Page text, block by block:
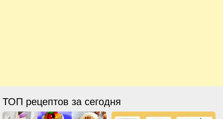
ТОП рецептов за сегодня